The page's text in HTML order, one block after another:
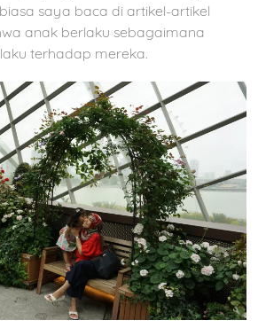
saya baca di artikel-artikel
anak berlaku sebagaimana
terhadap mereka.